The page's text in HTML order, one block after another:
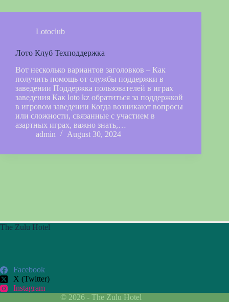
Lotoclub
Лото Клуб Техподдержка
Вот несколько вариантов заголовков – Как
получить помощь от службы поддержки в
заведении Поддержка пользователей в играх
заведения Как loto kz обратиться за поддержкой
в игровом заведении Когда возникают вопросы
или сложности, связанные с участием в
азартных играх, важно знать,…
admin
August 30, 2024
The Zulu Hotel
Facebook
X (Twitter)
Instagram
© 2026 - The Zulu Hotel